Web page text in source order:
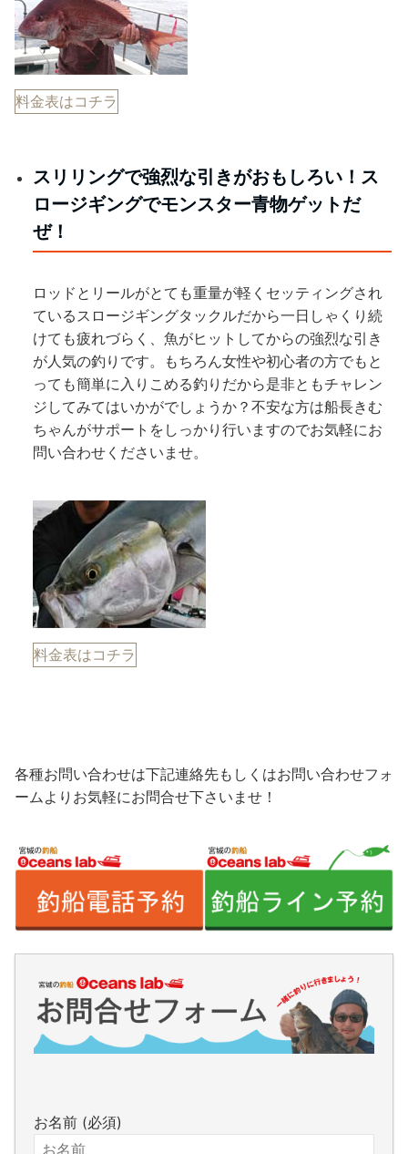
料金表はコチラ
スリリングで強烈な引きがおもしろい！ス
ロージギングでモンスター青物ゲットだ
ぜ！
ロッドとリールがとても重量が軽くセッティングされ
ているスロージギングタックルだから一日しゃくり続
けても疲れづらく、魚がヒットしてからの強烈な引き
が人気の釣りです。もちろん女性や初心者の方でもと
っても簡単に入りこめる釣りだから是非ともチャレン
ジしてみてはいかがでしょうか？不安な方は船長きむ
ちゃんがサポートをしっかり行いますのでお気軽にお
問い合わせくださいませ。
料金表はコチラ
各種お問い合わせは下記連絡先もしくはお問い合わせフォ
ームよりお気軽にお問合せ下さいませ！
お名前 (必須)